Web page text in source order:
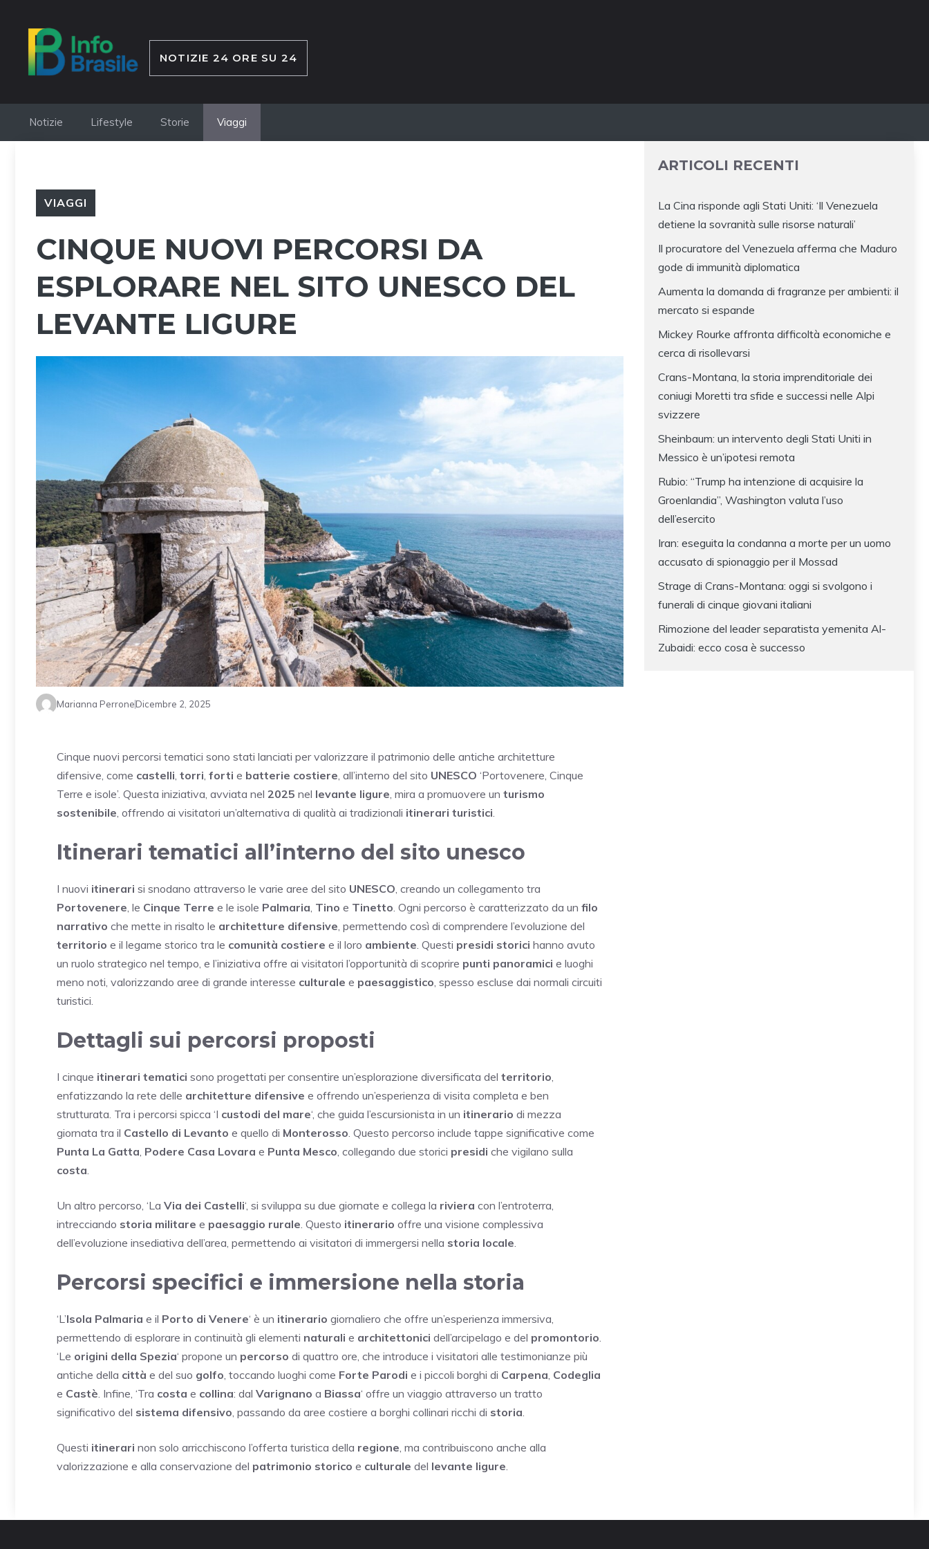
contenuto
NOTIZIE 24 ORE SU 24
Notizie Lifestyle Storie Viaggi
VIAGGI
CINQUE NUOVI PERCORSI DA
ESPLORARE NEL SITO UNESCO DEL
LEVANTE LIGURE
Marianna PerroneDicembre 2, 2025
Cinque nuovi percorsi tematici sono stati lanciati per valorizzare il patrimonio delle antiche architetture
difensive, come castelli, torri, forti e batterie costiere, all’interno del sito UNESCO ‘Portovenere, Cinque
Terre e isole’. Questa iniziativa, avviata nel 2025 nel levante ligure, mira a promuovere un turismo
sostenibile, offrendo ai visitatori un’alternativa di qualità ai tradizionali itinerari turistici.
Itinerari tematici all’interno del sito unesco
I nuovi itinerari si snodano attraverso le varie aree del sito UNESCO, creando un collegamento tra
Portovenere, le Cinque Terre e le isole Palmaria, Tino e Tinetto. Ogni percorso è caratterizzato da un filo
narrativo che mette in risalto le architetture difensive, permettendo così di comprendere l’evoluzione del
territorio e il legame storico tra le comunità costiere e il loro ambiente. Questi presidi storici hanno avuto
un ruolo strategico nel tempo, e l’iniziativa offre ai visitatori l’opportunità di scoprire punti panoramici e luoghi
meno noti, valorizzando aree di grande interesse culturale e paesaggistico, spesso escluse dai normali circuiti
turistici.
Dettagli sui percorsi proposti
I cinque itinerari tematici sono progettati per consentire un’esplorazione diversificata del territorio,
enfatizzando la rete delle architetture difensive e offrendo un’esperienza di visita completa e ben
strutturata. Tra i percorsi spicca ‘I custodi del mare‘, che guida l’escursionista in un itinerario di mezza
giornata tra il Castello di Levanto e quello di Monterosso. Questo percorso include tappe significative come
Punta La Gatta, Podere Casa Lovara e Punta Mesco, collegando due storici presidi che vigilano sulla
costa.
Un altro percorso, ‘La Via dei Castelli‘, si sviluppa su due giornate e collega la riviera con l’entroterra,
intrecciando storia militare e paesaggio rurale. Questo itinerario offre una visione complessiva
dell’evoluzione insediativa dell’area, permettendo ai visitatori di immergersi nella storia locale.
Percorsi specifici e immersione nella storia
‘L’Isola Palmaria e il Porto di Venere‘ è un itinerario giornaliero che offre un’esperienza immersiva,
permettendo di esplorare in continuità gli elementi naturali e architettonici dell’arcipelago e del promontorio.
‘Le origini della Spezia‘ propone un percorso di quattro ore, che introduce i visitatori alle testimonianze più
antiche della città e del suo golfo, toccando luoghi come Forte Parodi e i piccoli borghi di Carpena, Codeglia
e Castè. Infine, ‘Tra costa e collina: dal Varignano a Biassa‘ offre un viaggio attraverso un tratto
significativo del sistema difensivo, passando da aree costiere a borghi collinari ricchi di storia.
Questi itinerari non solo arricchiscono l’offerta turistica della regione, ma contribuiscono anche alla
valorizzazione e alla conservazione del patrimonio storico e culturale del levante ligure.
ARTICOLI RECENTI
La Cina risponde agli Stati Uniti: ‘Il Venezuela
detiene la sovranità sulle risorse naturali’
Il procuratore del Venezuela afferma che Maduro
gode di immunità diplomatica
Aumenta la domanda di fragranze per ambienti: il
mercato si espande
Mickey Rourke affronta difficoltà economiche e
cerca di risollevarsi
Crans-Montana, la storia imprenditoriale dei
coniugi Moretti tra sfide e successi nelle Alpi
svizzere
Sheinbaum: un intervento degli Stati Uniti in
Messico è un’ipotesi remota
Rubio: “Trump ha intenzione di acquisire la
Groenlandia”, Washington valuta l’uso
dell’esercito
Iran: eseguita la condanna a morte per un uomo
accusato di spionaggio per il Mossad
Strage di Crans-Montana: oggi si svolgono i
funerali di cinque giovani italiani
Rimozione del leader separatista yemenita Al-
Zubaidi: ecco cosa è successo